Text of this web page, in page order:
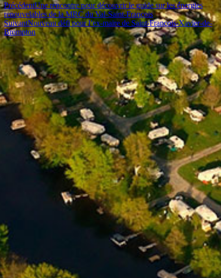
PrécédentUne rencontre pour découvrir le guide sur les énergies
renouvelables de la MRC du Val-Saint-François
SuivantNouveau défi pour l’ex-maire de Saint-François-Xavier-de-
Brompton